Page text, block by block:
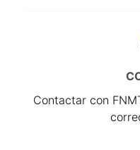
Contactar con